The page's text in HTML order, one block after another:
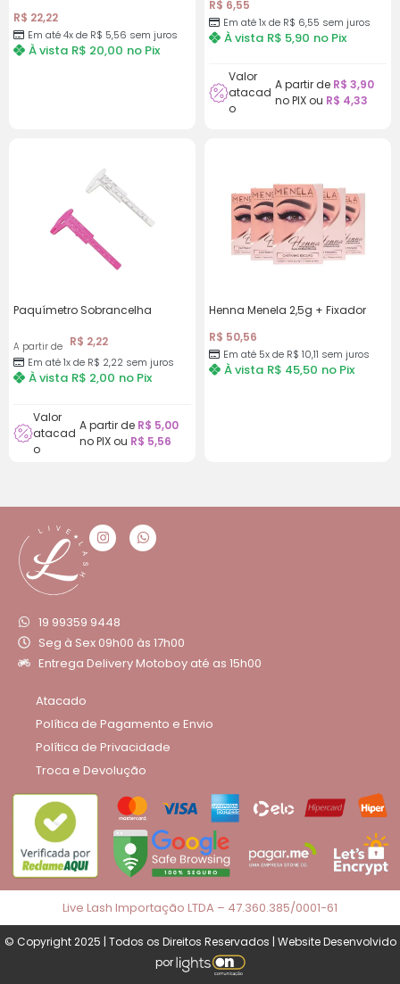
R$ 22,22
Em até 4x de R$ 5,56 sem juros
À vista R$ 20,00 no Pix
R$ 6,55
Em até 1x de R$ 6,55 sem juros
À vista R$ 5,90 no Pix
Valor
atacad
o
A partir de R$ 3,90
no PIX ou R$ 4,33
Paquímetro Sobrancelha
A partir de R$ 2,22
Em até 1x de R$ 2,22 sem juros
À vista R$ 2,00 no Pix
Valor
atacad
o
A partir de R$ 5,00
no PIX ou R$ 5,56
Henna Menela 2,5g + Fixador
R$ 50,56
Em até 5x de R$ 10,11 sem juros
À vista R$ 45,50 no Pix
19 99359 9448
Seg à Sex 09h00 às 17h00
Entrega Delivery Motoboy até as 15h00
Atacado
Política de Pagamento e Envio
Política de Privacidade
Troca e Devolução
Live Lash Importação LTDA – 47.360.385/0001-61
© Copyright 2025 | Todos os Direitos Reservados | Website Desenvolvido
por